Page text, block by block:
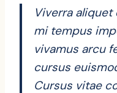
Viverra
mi tempus
vivamus arcu
cursus
Cursus vitae